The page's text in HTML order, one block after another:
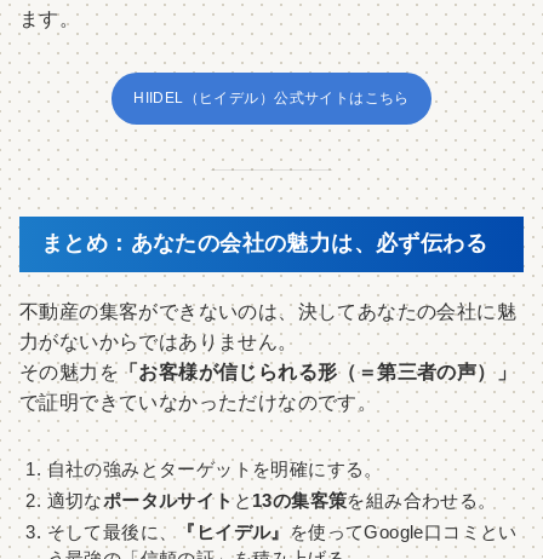
ます。
HIIDEL（ヒイデル）公式サイトはこちら
まとめ：あなたの会社の魅力は、必ず伝わる
不動産の集客ができないのは、決してあなたの会社に魅
力がないからではありません。
その魅力を 「お客様が信じられる形（＝第三者の声）」
で証明できていなかっただけなのです。
自社の強みとターゲットを明確にする。
適切なポータルサイトと13の集客策を組み合わせる。
そして最後に、 『ヒイデル』 を使ってGoogle口コミとい